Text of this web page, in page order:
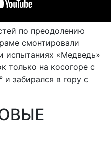
по преодолению
смонтировали
испытаниях «Медведь»
только на косогоре с
забирался в гору с